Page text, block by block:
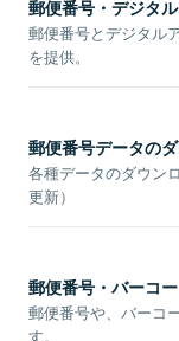
郵便番号・デジタ
郵便番号とデジタル
を提供。
郵便番号データの
各種データのダウン
更新）
郵便番号・バーコ
郵便番号や、バーコ
す。